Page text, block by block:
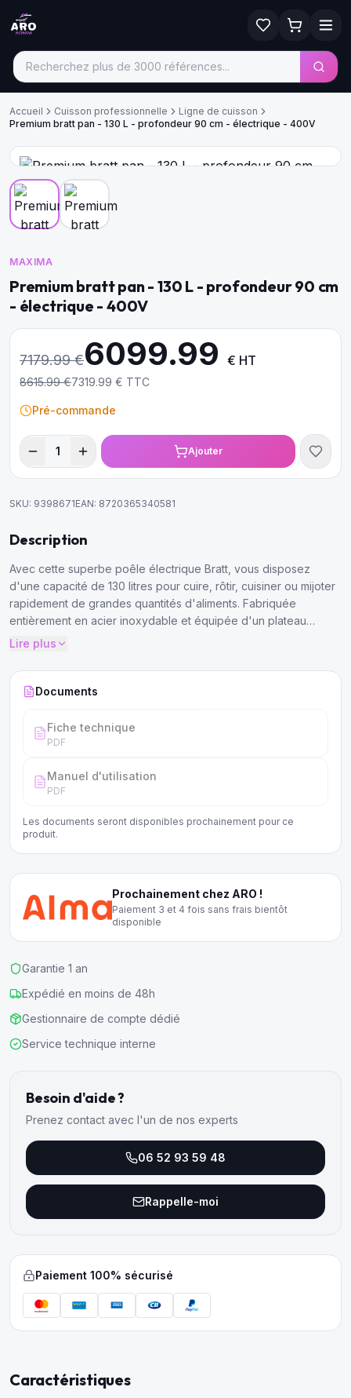
Accueil Cuisson professionnelle
Ligne de cuisson
Premium bratt pan - 130 L - profondeur 90 cm - électrique - 400V
MAXIMA
Premium bratt pan - 130 L - profondeur 90 cm
- électrique - 400V
7179.99€6099.99 € HT
8615.99€7319.99 € TTC
Pré-commande
1 Ajouter
SKU: 9398671EAN: 8720365340581
Description
Avec cette superbe poêle électrique Bratt, vous disposez
d'une capacité de 130 litres pour cuire, rôtir, cuisiner ou mijoter
rapidement de grandes quantités d'aliments. Fabriquée
entièrement en acier inoxydable et équipée d'un plateau
basculant, elle est facile à vider et à nettoyer.
Lire plus
Documents
Fiche technique
PDF
Manuel d'utilisation
PDF
Les documents seront disponibles prochainement pour ce
produit.
Prochainement chez ARO !
Paiement 3 et 4 fois sans frais bientôt
disponible
Garantie 1 an
Expédié en moins de 48h
Gestionnaire de compte dédié
Service technique interne
Besoin d'aide ?
Prenez contact avec l'un de nos experts
06 52 93 59 48
Rappelle-moi
Paiement 100% sécurisé
Caractéristiques